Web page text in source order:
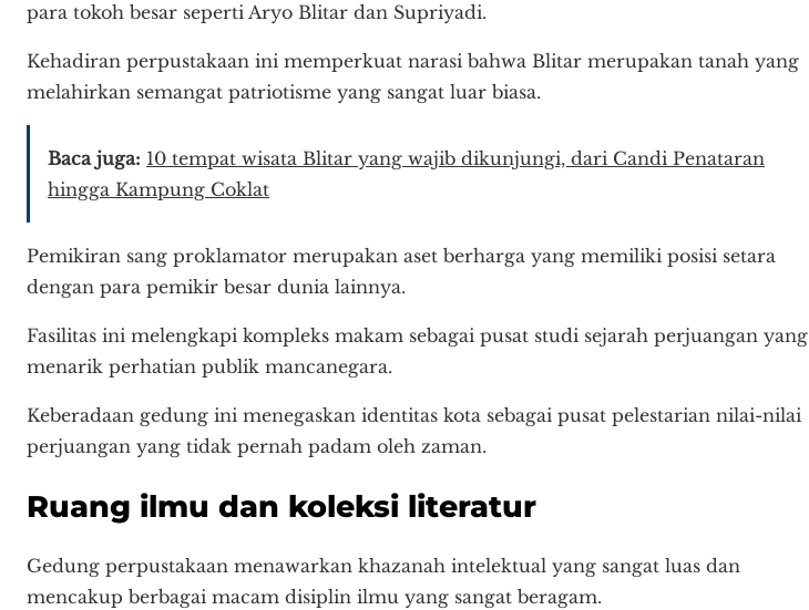
para tokoh besar seperti Aryo Blitar dan Supriyadi.
Kehadiran perpustakaan ini memperkuat narasi bahwa Blitar merupakan tanah yang
melahirkan semangat patriotisme yang sangat luar biasa.
Baca juga: 10 tempat wisata Blitar yang wajib dikunjungi, dari Candi Penataran
hingga Kampung Coklat
Pemikiran sang proklamator merupakan aset berharga yang memiliki posisi setara
dengan para pemikir besar dunia lainnya.
Fasilitas ini melengkapi kompleks makam sebagai pusat studi sejarah perjuangan yang
menarik perhatian publik mancanegara.
Keberadaan gedung ini menegaskan identitas kota sebagai pusat pelestarian nilai-nilai
perjuangan yang tidak pernah padam oleh zaman.
Ruang ilmu dan koleksi literatur
Gedung perpustakaan menawarkan khazanah intelektual yang sangat luas dan
mencakup berbagai macam disiplin ilmu yang sangat beragam.